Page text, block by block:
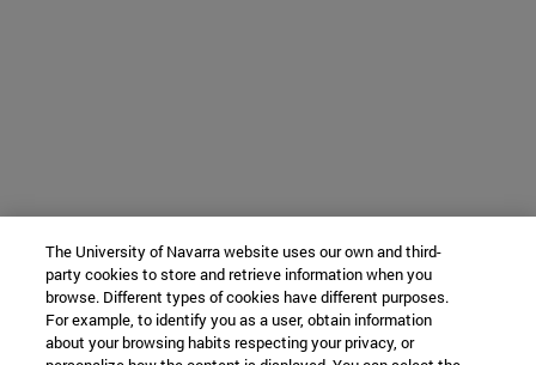
The University of Navarra website uses our own and third-
party cookies to store and retrieve information when you
browse. Different types of cookies have different purposes.
For example, to identify you as a user, obtain information
about your browsing habits respecting your privacy, or